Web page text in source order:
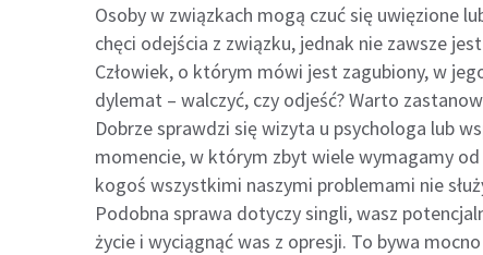
Osoby w związkach mogą czuć się uwięzione
chęci odejścia z związku, jednak nie zawsze
Człowiek, o którym mówi jest zagubiony, w
dylemat – walczyć, czy odjeść? Warto
Dobrze sprawdzi się wizyta u psychologa lub
momencie, w którym zbyt wiele wymagamy
kogoś wszystkimi naszymi problemami nie
Podobna sprawa dotyczy singli, wasz
życie i wyciągnąć was z opresji. To bywa